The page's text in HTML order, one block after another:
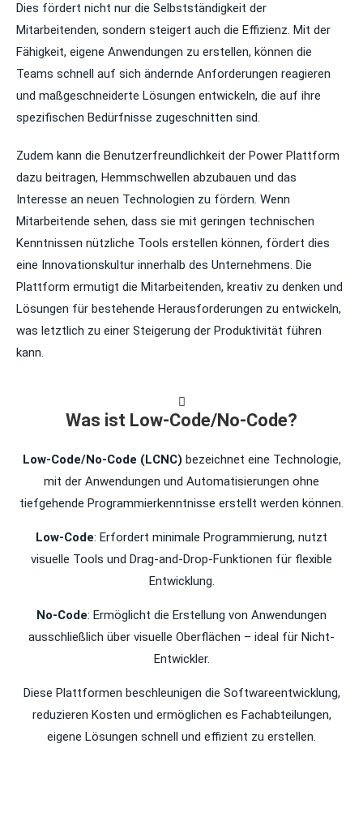
Dies fördert nicht nur die Selbstständigkeit der
Mitarbeitenden, sondern steigert auch die Effizienz. Mit der
Fähigkeit, eigene Anwendungen zu erstellen, können die
Teams schnell auf sich ändernde Anforderungen reagieren
und maßgeschneiderte Lösungen entwickeln, die auf ihre
spezifischen Bedürfnisse zugeschnitten sind.
Zudem kann die Benutzerfreundlichkeit der Power Plattform
dazu beitragen, Hemmschwellen abzubauen und das
Interesse an neuen Technologien zu fördern. Wenn
Mitarbeitende sehen, dass sie mit geringen technischen
Kenntnissen nützliche Tools erstellen können, fördert dies
eine Innovationskultur innerhalb des Unternehmens. Die
Plattform ermutigt die Mitarbeitenden, kreativ zu denken und
Lösungen für bestehende Herausforderungen zu entwickeln,
was letztlich zu einer Steigerung der Produktivität führen
kann.
Was ist Low-Code/No-Code?
Low-Code/No-Code (LCNC) bezeichnet eine Technologie,
mit der Anwendungen und Automatisierungen ohne
tiefgehende Programmierkenntnisse erstellt werden können.
Low-Code: Erfordert minimale Programmierung, nutzt
visuelle Tools und Drag-and-Drop-Funktionen für flexible
Entwicklung.
No-Code: Ermöglicht die Erstellung von Anwendungen
ausschließlich über visuelle Oberflächen – ideal für Nicht-
Entwickler.
Diese Plattformen beschleunigen die Softwareentwicklung,
reduzieren Kosten und ermöglichen es Fachabteilungen,
eigene Lösungen schnell und effizient zu erstellen.